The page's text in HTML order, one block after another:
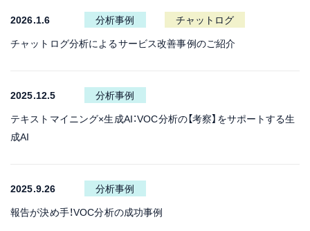
2026.1.6 分析事例
チャットログ
チャットログ分析によるサービス改善事例のご紹介
2025.12.5
分析事例
テキストマイニング×生成AI：VOC分析の【考察】をサポートする生
成AI
2025.9.26
分析事例
報告が決め手！VOC分析の成功事例